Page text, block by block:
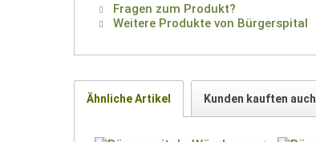
Fragen zum Produkt?
Weitere Produkte von Bürgerspital
Ähnliche Artikel Kunden kauften auch